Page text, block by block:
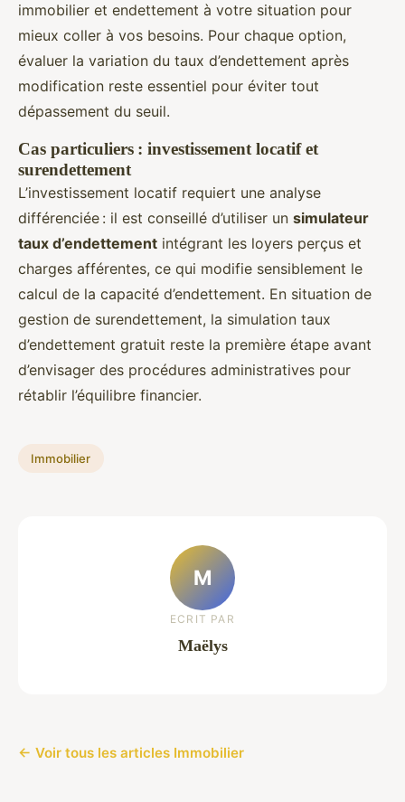
immobilier et endettement à votre situation pour
mieux coller à vos besoins. Pour chaque option,
évaluer la variation du taux d’endettement après
modification reste essentiel pour éviter tout
dépassement du seuil.
Cas particuliers : investissement locatif et
surendettement
L’investissement locatif requiert une analyse
différenciée : il est conseillé d’utiliser un simulateur
taux d’endettement intégrant les loyers perçus et
charges afférentes, ce qui modifie sensiblement le
calcul de la capacité d’endettement. En situation de
gestion de surendettement, la simulation taux
d’endettement gratuit reste la première étape avant
d’envisager des procédures administratives pour
rétablir l’équilibre financier.
Immobilier
M
ECRIT PAR
Maëlys
← Voir tous les articles Immobilier